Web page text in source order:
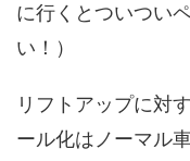
に行くとついつい
い！）
リフトアップに対
ール化はノーマル